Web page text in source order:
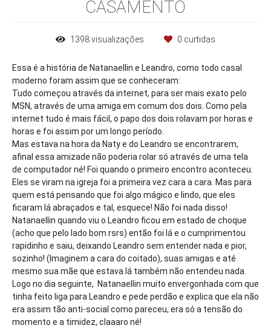
CASAMENTO
1398visualizações 0 curtidas
Essa é a história de Natanaellin e Leandro, como todo casal
moderno foram assim que se conheceram:
Tudo começou através da internet, para ser mais exato pelo
MSN, através de uma amiga em comum dos dois. Como pela
internet tudo é mais fácil, o papo dos dois rolavam por horas e
horas e foi assim por um longo período.
Mas estava na hora da Naty e do Leandro se encontrarem,
afinal essa amizade não poderia rolar só através de uma tela
de computador né! Foi quando o primeiro encontro aconteceu.
Eles se viram na igreja foi a primeira vez cara a cara. Mas para
quem está pensando que foi algo mágico e lindo, que eles
ficaram lá abraçados e tal, esquece! Não foi nada disso!
Natanaellin quando viu o Leandro ficou em estado de choque
(acho que pelo lado bom rsrs) então foi lá e o cumprimentou
rapidinho e saiu, deixando Leandro sem entender nada e pior,
sozinho! (Imaginem a cara do coitado), suas amigas e até
mesmo sua mãe que estava lá também não entendeu nada.
Logo no dia seguinte, Natanaellin muito envergonhada com que
tinha feito liga para Leandro e pede perdão e explica que ela não
era assim tão anti-social como pareceu, era só a tensão do
momento e a timidez, claaaro né!